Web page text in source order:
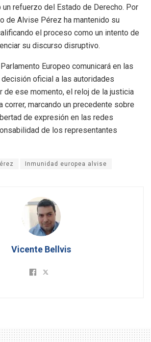
refuerzo del Estado de Derecho. Por
de Alvise Pérez ha mantenido su
el proceso como un intento de
su discurso disruptivo.
Europeo comunicará en las
oficial a las autoridades
de ese momento, el reloj de la justicia
correr, marcando un precedente sobre
de expresión en las redes
de los representantes
Inmunidad europea alvise
Vicente Bellvis